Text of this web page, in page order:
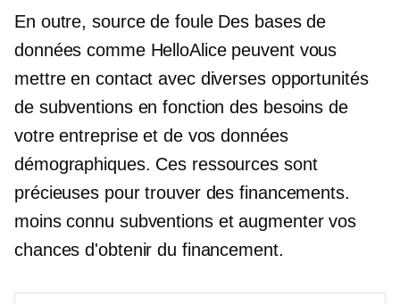
En outre,source de fouleDes bases de
données comme HelloAlice peuvent vous
mettre en contact avec diverses opportunités
de subventions en fonction des besoins de
votre entreprise et de vos données
démographiques. Ces ressources sont
précieuses pour trouver des financements.
moins connu subventions et augmenter vos
chances d'obtenir du financement.